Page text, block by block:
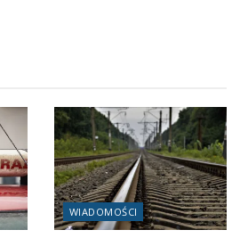
WIADOMOŚCI